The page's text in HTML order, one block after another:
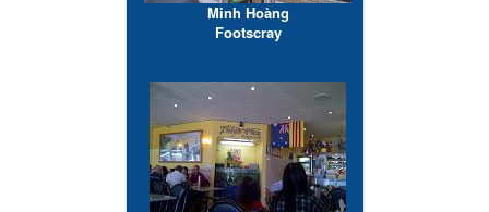
Minh Hoàng
Footscray